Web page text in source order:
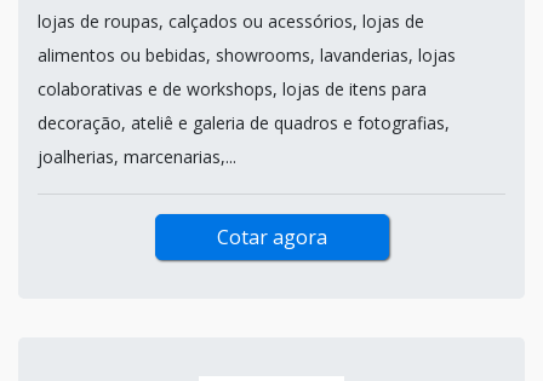
lojas de roupas, calçados ou acessórios, lojas de
alimentos ou bebidas, showrooms, lavanderias, lojas
colaborativas e de workshops, lojas de itens para
decoração, ateliê e galeria de quadros e fotografias,
joalherias, marcenarias,...
Cotar agora